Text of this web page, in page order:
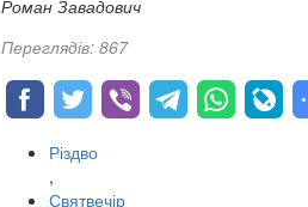
Роман Завадович
Переглядів: 867
Різдво
,
Святвечір